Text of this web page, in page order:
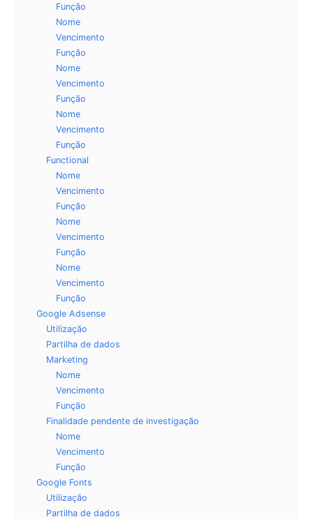
Função
Nome
Vencimento
Função
Nome
Vencimento
Função
Nome
Vencimento
Função
Functional
Nome
Vencimento
Função
Nome
Vencimento
Função
Nome
Vencimento
Função
Google Adsense
Utilização
Partilha de dados
Marketing
Nome
Vencimento
Função
Finalidade pendente de investigação
Nome
Vencimento
Função
Google Fonts
Utilização
Partilha de dados